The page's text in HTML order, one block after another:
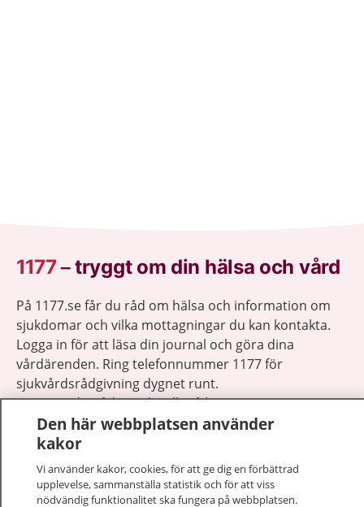
1177–tryggt om din hälsa och vård
På 1177.se får du råd om hälsa och information om
sjukdomar och vilka mottagningar du kan kontakta.
Logga in för att läsa din journal och göra dina
vårdärenden. Ring telefonnummer 1177 för
sjukvårdsrådgivning dygnet runt.
1177 ger dig råd när du vill må bättre.
Den här webbplatsen använder
kakor
Vi använder kakor, cookies, för att ge dig en förbättrad
upplevelse, sammanställa statistik och för att viss
nödvändig funktionalitet ska fungera på webbplatsen.